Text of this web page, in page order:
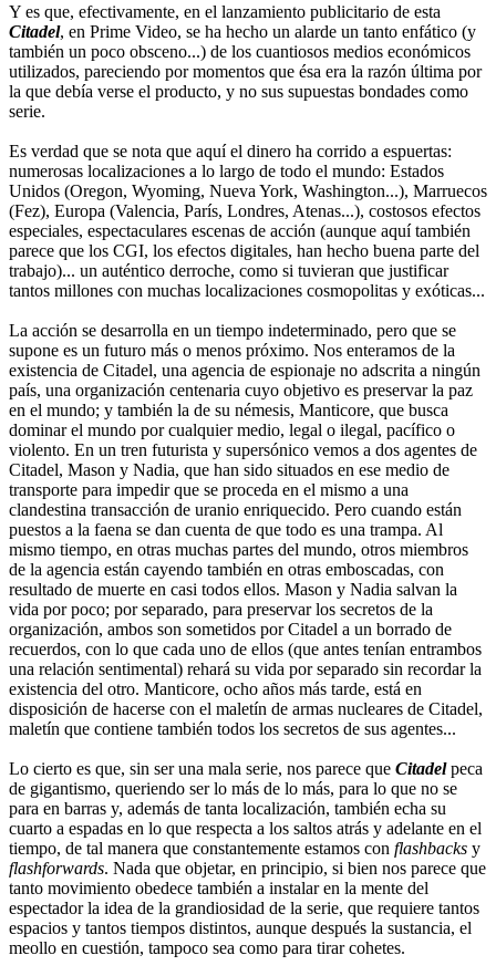
Y es que, efectivamente, en el lanzamiento publicitario de esta
Citadel, en Prime Video, se ha hecho un alarde un tanto enfático (y
también un poco obsceno...) de los cuantiosos medios económicos
utilizados, pareciendo por momentos que ésa era la razón última por
la que debía verse el producto, y no sus supuestas bondades como
serie.
Es verdad que se nota que aquí el dinero ha corrido a espuertas:
numerosas localizaciones a lo largo de todo el mundo: Estados
Unidos (Oregon, Wyoming, Nueva York, Washington...), Marruecos
(Fez), Europa (Valencia, París, Londres, Atenas...), costosos efectos
especiales, espectaculares escenas de acción (aunque aquí también
parece que los CGI, los efectos digitales, han hecho buena parte del
trabajo)... un auténtico derroche, como si tuvieran que justificar
tantos millones con muchas localizaciones cosmopolitas y exóticas...
La acción se desarrolla en un tiempo indeterminado, pero que se
supone es un futuro más o menos próximo. Nos enteramos de la
existencia de Citadel, una agencia de espionaje no adscrita a ningún
país, una organización centenaria cuyo objetivo es preservar la paz
en el mundo; y también la de su némesis, Manticore, que busca
dominar el mundo por cualquier medio, legal o ilegal, pacífico o
violento. En un tren futurista y supersónico vemos a dos agentes de
Citadel, Mason y Nadia, que han sido situados en ese medio de
transporte para impedir que se proceda en el mismo a una
clandestina transacción de uranio enriquecido. Pero cuando están
puestos a la faena se dan cuenta de que todo es una trampa. Al
mismo tiempo, en otras muchas partes del mundo, otros miembros
de la agencia están cayendo también en otras emboscadas, con
resultado de muerte en casi todos ellos. Mason y Nadia salvan la
vida por poco; por separado, para preservar los secretos de la
organización, ambos son sometidos por Citadel a un borrado de
recuerdos, con lo que cada uno de ellos (que antes tenían entrambos
una relación sentimental) rehará su vida por separado sin recordar la
existencia del otro. Manticore, ocho años más tarde, está en
disposición de hacerse con el maletín de armas nucleares de Citadel,
maletín que contiene también todos los secretos de sus agentes...
Lo cierto es que, sin ser una mala serie, nos parece que Citadel peca
de gigantismo, queriendo ser lo más de lo más, para lo que no se
para en barras y, además de tanta localización, también echa su
cuarto a espadas en lo que respecta a los saltos atrás y adelante en el
tiempo, de tal manera que constantemente estamos con flashbacks y
flashforwards. Nada que objetar, en principio, si bien nos parece que
tanto movimiento obedece también a instalar en la mente del
espectador la idea de la grandiosidad de la serie, que requiere tantos
espacios y tantos tiempos distintos, aunque después la sustancia, el
meollo en cuestión, tampoco sea como para tirar cohetes.